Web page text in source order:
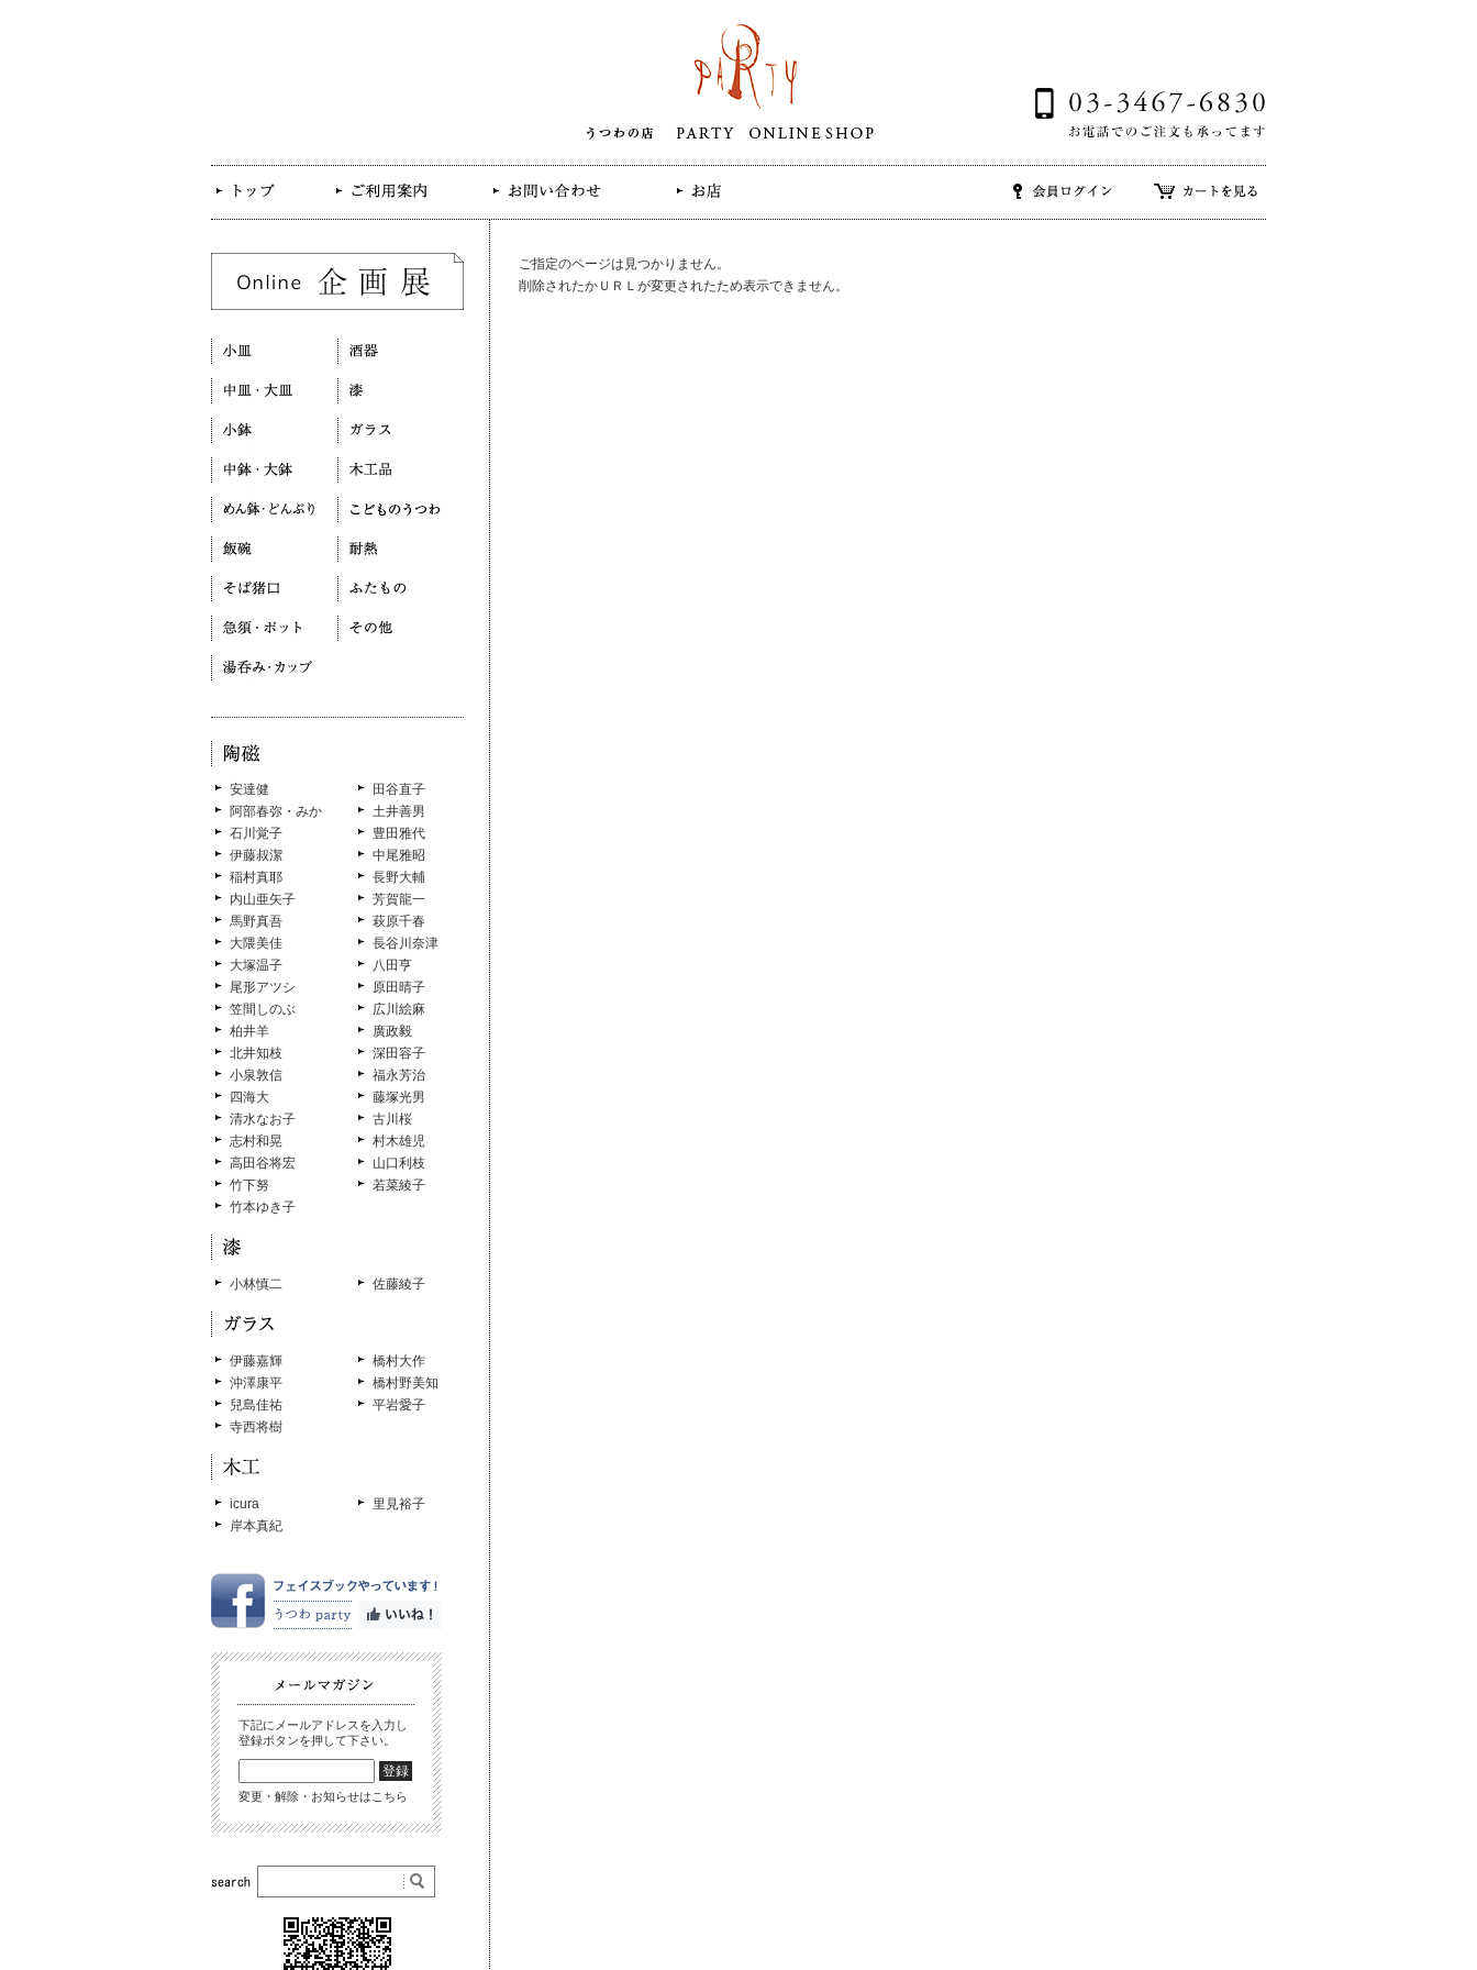
ご指定のページは見つかりません。
削除されたかＵＲＬが変更されたため表示できません。
安達健
阿部春弥・みか
石川覚子
伊藤叔潔
稲村真耶
内山亜矢子
馬野真吾
大隈美佳
大塚温子
尾形アツシ
笠間しのぶ
柏井羊
北井知枝
小泉敦信
四海大
清水なお子
志村和晃
高田谷将宏
竹下努
竹本ゆき子
田谷直子
土井善男
豊田雅代
中尾雅昭
長野大輔
芳賀龍一
萩原千春
長谷川奈津
八田亨
原田晴子
広川絵麻
廣政毅
深田容子
福永芳治
藤塚光男
古川桜
村木雄児
山口利枝
若菜綾子
小林慎二 佐藤綾子
伊藤嘉輝
沖澤康平
兒島佳祐
寺西将樹
橋村大作
橋村野美知
平岩愛子
icura
岸本真紀
里見裕子
下記にメールアドレスを入力し
登録ボタンを押して下さい。
変更・解除・お知らせはこちら